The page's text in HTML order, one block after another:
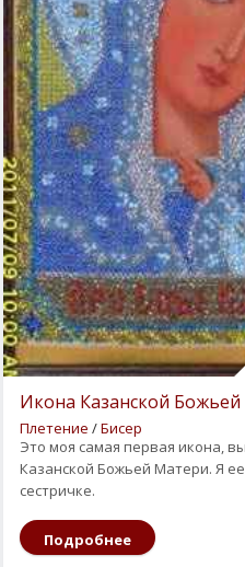
Икона Казанской
Плетение /Бисер
Это моя самая первая икона,
Казанской Божьей Матери. Я
сестричке.
Подробнее